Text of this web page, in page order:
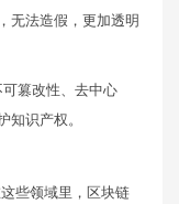
无法造假，更加透明
可篡改性、去中心
知识产权。
些领域里，区块链